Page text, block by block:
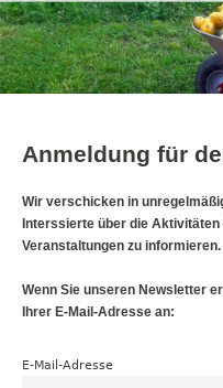
Anmeldung für
Wir verschicken in
Interssierte über die
Veranstaltungen zu informieren.
Wenn Sie unseren Newsletter
Ihrer E-Mail-Adresse an:
E-Mail-Adresse